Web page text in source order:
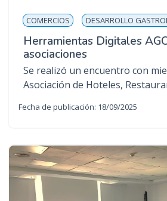
COMERCIOS DESARROLLO
Herramientas Digitales
asociaciones
Se realizó un encuentro con
Asociación de Hoteles,
Fecha de publicación: 18/09/2025